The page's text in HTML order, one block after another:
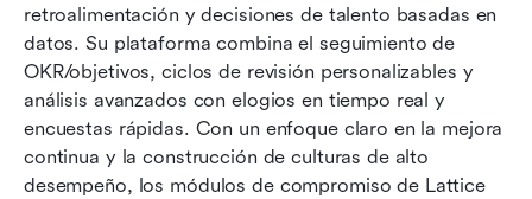
retroalimentación y decisiones de talento basadas en
datos. Su plataforma combina el seguimiento de
OKR/objetivos, ciclos de revisión personalizables y
análisis avanzados con elogios en tiempo real y
encuestas rápidas. Con un enfoque claro en la mejora
continua y la construcción de culturas de alto
desempeño, los módulos de compromiso de Lattice